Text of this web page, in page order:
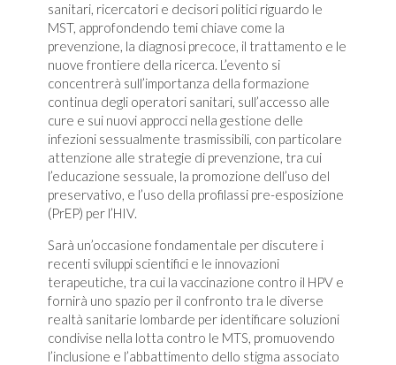
sanitari, ricercatori e decisori politici riguardo le
MST, approfondendo temi chiave come la
prevenzione, la diagnosi precoce, il trattamento e le
nuove frontiere della ricerca. L’evento si
concentrerà sull’importanza della formazione
continua degli operatori sanitari, sull’accesso alle
cure e sui nuovi approcci nella gestione delle
infezioni sessualmente trasmissibili, con particolare
attenzione alle strategie di prevenzione, tra cui
l’educazione sessuale, la promozione dell’uso del
preservativo, e l’uso della profilassi pre-esposizione
(PrEP) per l’HIV.
Sarà un’occasione fondamentale per discutere i
recenti sviluppi scientifici e le innovazioni
terapeutiche, tra cui la vaccinazione contro il HPV e
fornirà uno spazio per il confronto tra le diverse
realtà sanitarie lombarde per identificare soluzioni
condivise nella lotta contro le MTS, promuovendo
l’inclusione e l’abbattimento dello stigma associato